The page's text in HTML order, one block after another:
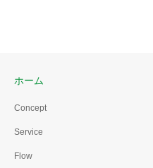
ホーム
Concept
Service
Flow